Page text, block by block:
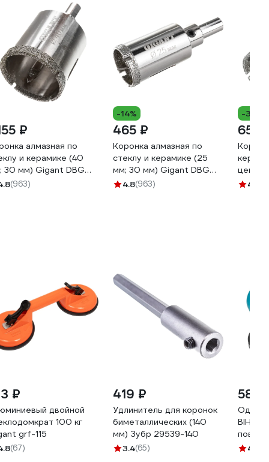
₽
алмазная по
и керамике (40
30 мм) Gigant DBG
(963)
-14%
465 ₽
Коронка алмазная по
стеклу и керамике (25
мм; 30 мм) Gigant DBG
11068
4.8(963)
-35%
655
35 мм
4.8
₽
двойной
100 кг
grf-115
(67)
419 ₽
Удлинитель для коронок
биметаллических (140
мм) Зубр 29539-140
3.4(65)
589
BIHUI
4.8